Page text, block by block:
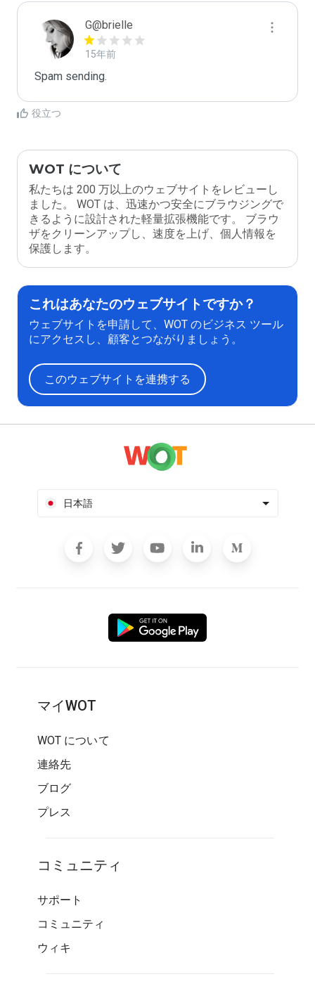
G@brielle
15年前
Spam sending.
役立つ
WOT について
私たちは 200 万以上のウェブサイトをレビューし
ました。 WOT は、迅速かつ安全にブラウジングで
きるように設計された軽量拡張機能です。 ブラウ
ザをクリーンアップし、速度を上げ、個人情報を
保護します。
これはあなたのウェブサイトですか？
ウェブサイトを申請して、WOT のビジネス ツール
にアクセスし、顧客とつながりましょう。
このウェブサイトを連携する
日本語
マイWOT
WOT について
連絡先
ブログ
プレス
コミュニティ
サポート
コミュニティ
ウィキ